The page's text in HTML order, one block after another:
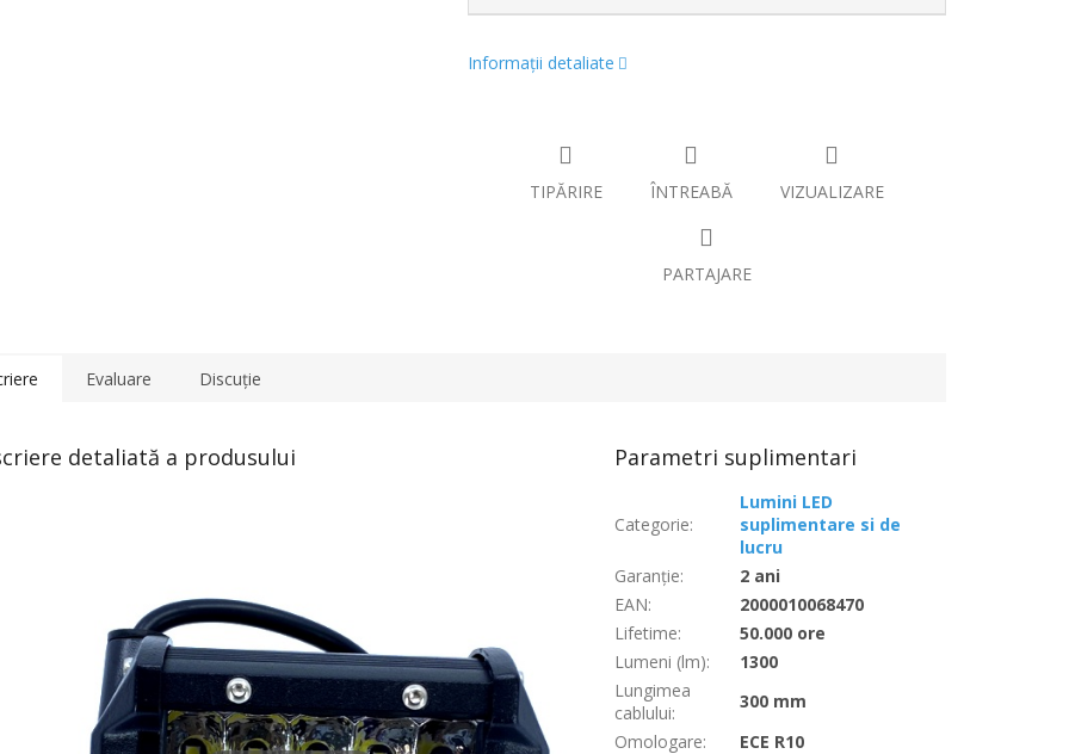
Informaţii detaliate
TIPĂRIRE ÎNTREABĂ VIZUALIZARE
PARTAJARE
Evaluare Discuţie
detaliată a produsului Parametri suplimentari
Categorie:
Lumini LED
suplimentare si de
lucru
Garanţie:
2 ani
EAN:
2000010068470
Lifetime:
50.000 ore
Lumeni (lm):
1300
Lungimea
cablului:
300 mm
Omologare:
ECE R10